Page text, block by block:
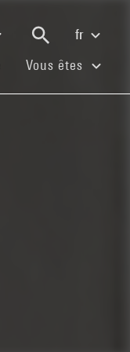
fr
(current)
Vous êtes